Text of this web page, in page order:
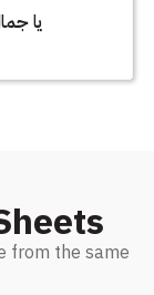
يا
from the same